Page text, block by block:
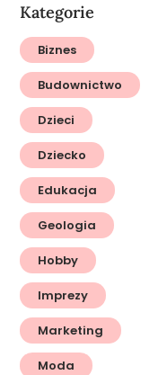
Kategorie
Biznes
Budownictwo
Dzieci
Dziecko
Edukacja
Geologia
Hobby
Imprezy
Marketing
Moda